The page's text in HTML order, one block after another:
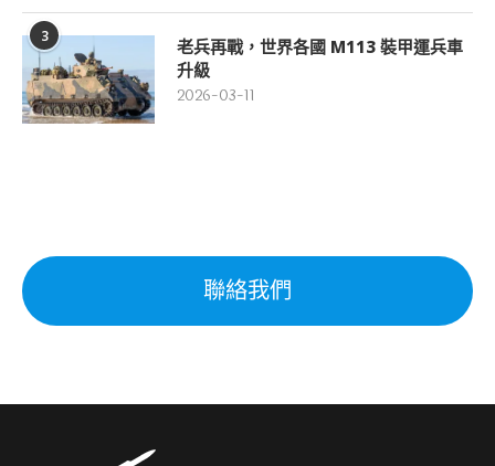
3
老兵再戰，世界各國 M113 裝甲運兵車
升級
2026-03-11
聯絡我們